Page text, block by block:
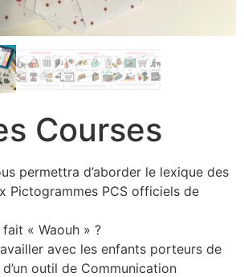
Courses
permettra d’aborder le lexique des
Pictogrammes PCS officiels de
« Waouh » ?
avec les enfants porteurs de
outil de Communication